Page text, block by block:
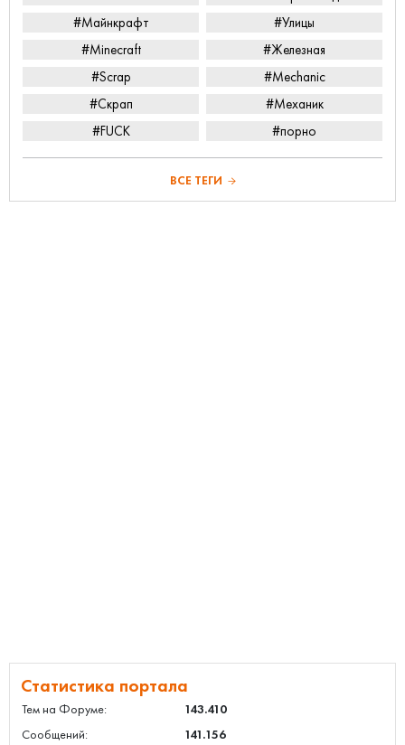
#Майнкрафт
#Улицы
#Minecraft
#Железная
#Scrap
#Mechanic
#Скрап
#Механик
#FUCK
#порно
ВСЕ ТЕГИ
Статистика портала
Тем на Форуме:
143.410
Сообщений:
141.156